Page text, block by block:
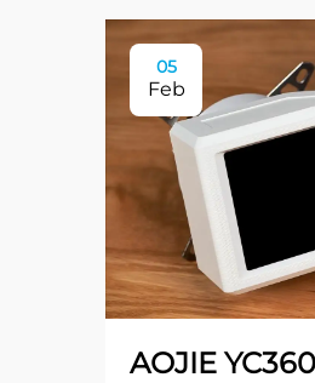
05
Feb
AOJIE